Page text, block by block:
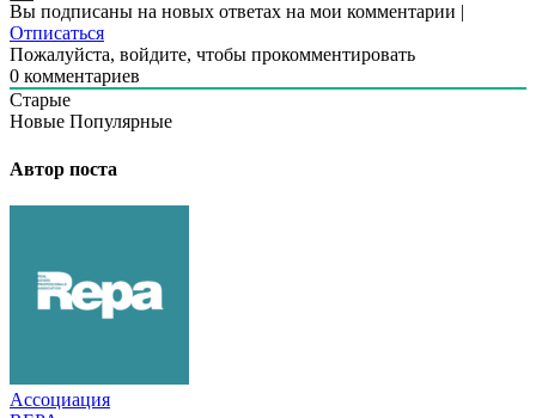
Вы подписаны на новых ответах на мои комментарии |
Отписаться
Пожалуйста, войдите, чтобы прокомментировать
0 комментариев
Старые
Новые Популярные
Автор поста
Ассоциация